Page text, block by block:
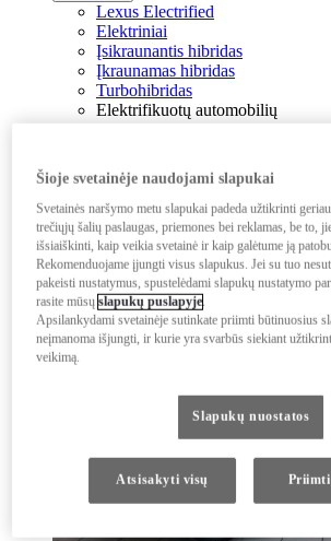
Lexus Electrified
Elektriniai
Įsikraunantis hibridas
Įkraunamas hibridas
Turbohibridas
Elektrifikuotų automobilių
Akumuliatorius ir
Lexus buitiniai įkrovikliai
Šioje svetainėje naudojami slapukai
Svetainės naršymo metu slapukai padeda užtikrinti
trečiųjų šalių paslaugas, priemones bei reklamas, be to,
išsiaiškinti, kaip veikia svetainė ir kaip galėtume ją
Rekomenduojame įjungti visus slapukus. Jei su tuo
pakeisti nustatymus, spustelėdami slapukų nustatymo
rasite mūsųslapukų puslapyje.
Apsilankydami svetainėje sutinkate priimti būtinuosius
neįmanoma išjungti, ir kurie yra svarbūs siekiant
veikimą.
Slapukų nuostatos
Atsisakyti visų